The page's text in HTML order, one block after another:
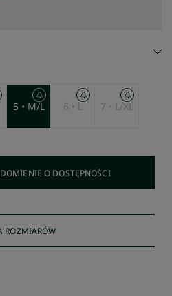
5 • M/L 6 • L 7 • L/XL
O DOSTĘPNOŚCI
ROZMIARÓW